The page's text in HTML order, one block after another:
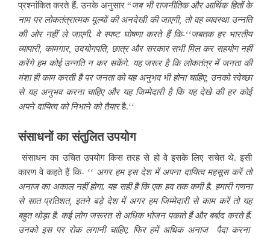
प्रश्नांकित करते हैं. उनके अनुसार “जब भी राजनीतिक और आर्थिक हितों के
नाम पर लोकतंत्रात्मक मूल्यों की अनदेखी की जाएगी, तो वह व्यवस्था उन्नति
की ओर नहीं ले जाएगी. वे स्पष्ट घोषणा करते हैं कि-‘‘जबतक हर भारतीय
व्यापारी, कामगार, उदयोगपति, छात्र और सरकार सभी मिल कर सहयोग नहीं
करेंगे हम कोई उन्नति न कर सकेंगे. यह जरूर है कि लोकतंत्र में जनता की
मंशा ही काम करती है पर जनता को यह अनुभव भी होना चाहिए, उनको स्वेच्छा
से यह अनुभव करना चाहिए और यह जिम्मेदारी है कि यह देखे की हर कोई
अपने दायित्व को निभाने को तैयारहै.‘‘
संसाधनों का संतुलित उपयोग
संसाधन का उचित उपयोग किस तरह से हो वे इसके लिए सचेत थे. इसी
कारण वे कहते हैं कि- ‘‘ अगर हम इस देश में अपना दायित्व महसूस करें तो
अनाज का अकाल नहीं होगा. यह सही है कि एक हद तक कमी है. हमारी गणना
से सात प्रतिशत, इतने बड़े देश में अगर हम जिम्मेदारी से काम करें तो यह
बहुत थोड़ा है. कई लोग जरूरत से अधिक भोजन पकाते हैं और बर्बाद करते हैं.
उनको इस पर रोक लगानी चाहिए. फिर हमें अधिक अनाज पैदा करना